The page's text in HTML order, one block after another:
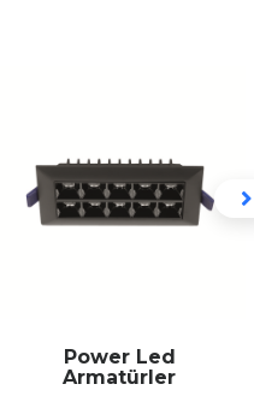
Ray Spotlar